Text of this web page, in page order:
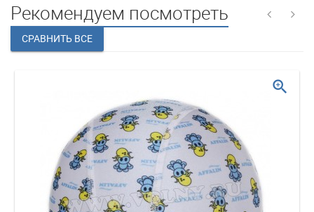
Рекомендуем посмотреть
zoom_in